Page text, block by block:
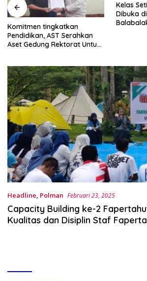
Komitmen tingkatkan
Pendidikan, AST Serahkan
Aset Gedung Rektorat Untuk
Kelas
Dibuka
Headline, Polman Februari 23, 2025
Capacity Building ke-2
Kualitas dan Disiplin Staf